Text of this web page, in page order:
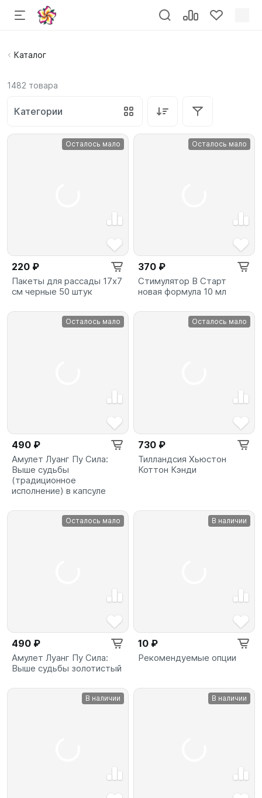
Каталог
1482 товара
Категории
Осталось мало
220 ₽
Пакеты для рассады 17х7
см черные 50 штук
Осталось мало
370 ₽
Стимулятор B Старт
новая формула 10 мл
Осталось мало
490 ₽
Амулет Луанг Пу Сила:
Выше судьбы
(традиционное
исполнение) в капсуле
Осталось мало
730 ₽
Тилландсия Хьюстон
Коттон Кэнди
Осталось мало
490 ₽
Амулет Луанг Пу Сила:
Выше судьбы золотистый
В наличии
10 ₽
Рекомендуемые опции
В наличии В наличии